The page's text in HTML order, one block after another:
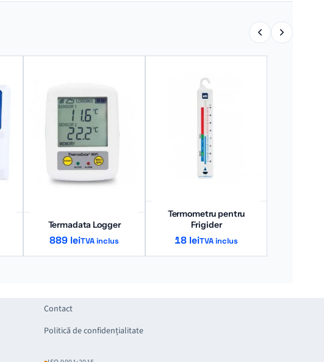
Termadata Logger
889 leiTVA inclus
Termometru pentru
Frigider
18 leiTVA inclus
Contact
Politică de confidențialitate